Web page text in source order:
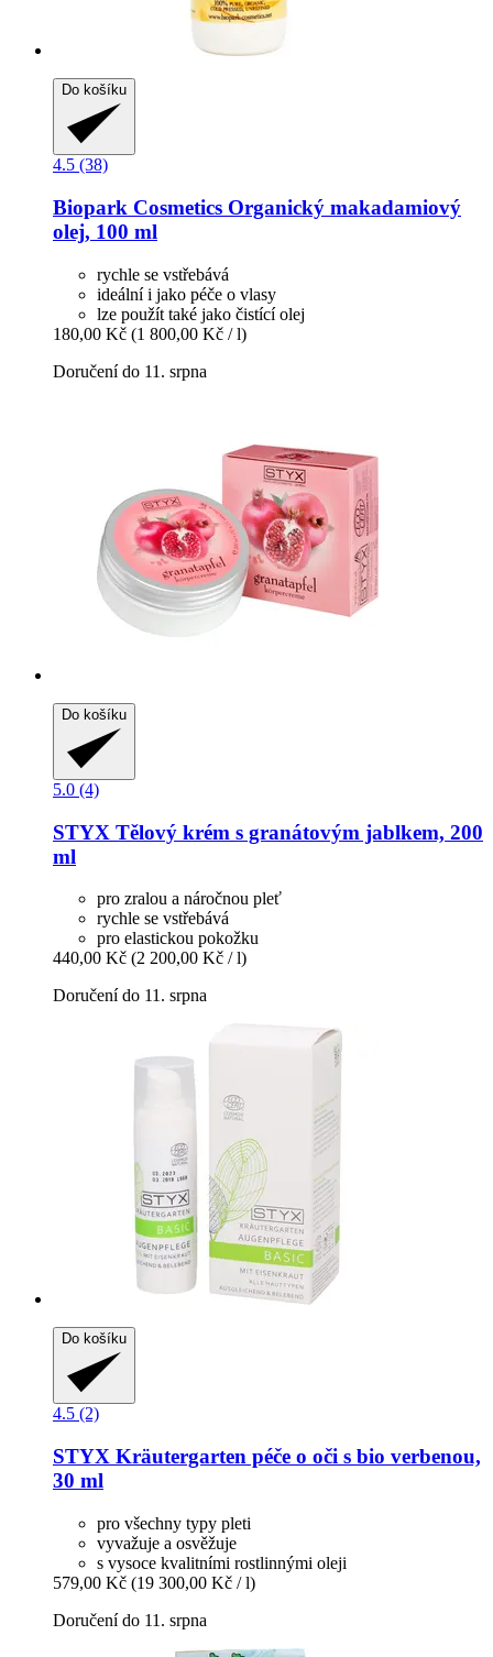
Do košíku
4.5 (38)
Biopark Cosmetics Organický makadamiový
olej, 100 ml
rychle se vstřebává
ideální i jako péče o vlasy
lze použít také jako čistící olej
180,00 Kč (1 800,00 Kč / l)
Doručení do 11. srpna
Do košíku
5.0 (4)
STYX Tělový krém s granátovým jablkem, 200
ml
pro zralou a náročnou pleť
rychle se vstřebává
pro elastickou pokožku
440,00 Kč (2 200,00 Kč / l)
Doručení do 11. srpna
Do košíku
4.5 (2)
STYX Kräutergarten péče o oči s bio verbenou,
30 ml
pro všechny typy pleti
vyvažuje a osvěžuje
s vysoce kvalitními rostlinnými oleji
579,00 Kč (19 300,00 Kč / l)
Doručení do 11. srpna